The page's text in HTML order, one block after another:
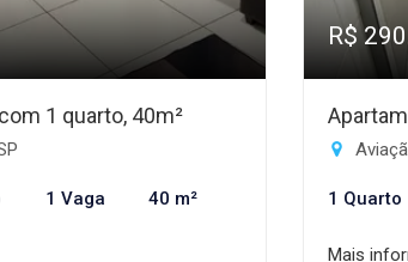
1 quarto, 40m²
1 Vaga 40 m²
R$
1 Quarto
Mais